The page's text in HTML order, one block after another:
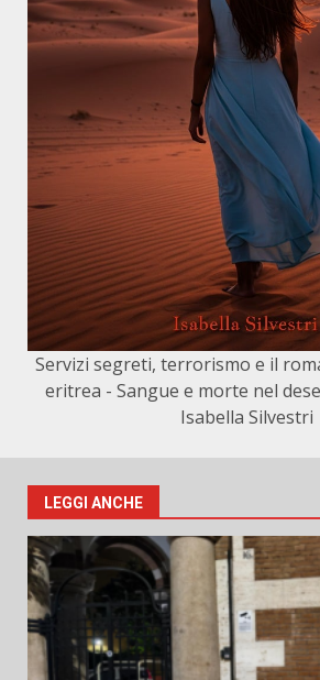
Servizi segreti, terrorismo e il
eritrea - Sangue e morte nel
Isabella Silvestri
LEGGI ANCHE